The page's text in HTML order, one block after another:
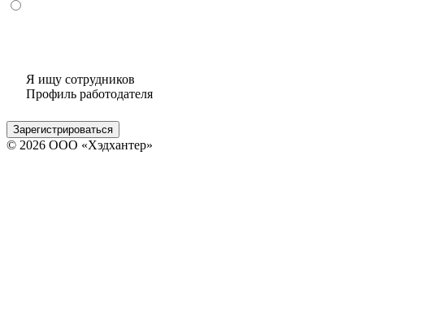
Я ищу сотрудников
Профиль работодателя
Зарегистрироваться
© 2026 ООО «Хэдхантер»